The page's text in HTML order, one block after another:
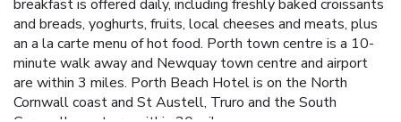
breakfast is offered daily, including freshly baked croissants
and breads, yoghurts, fruits, local cheeses and meats, plus
an a la carte menu of hot food. Porth town centre is a 10-
minute walk away and Newquay town centre and airport
are within 3 miles. Porth Beach Hotel is on the North
Cornwall coast and St Austell, Truro and the South